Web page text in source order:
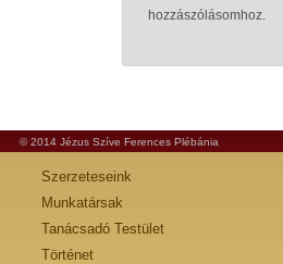
hozzászólásomhoz.
© 2014 Jézus Szíve Ferences Plébánia
Szerzeteseink
Munkatársak
Tanácsadó Testület
Történet